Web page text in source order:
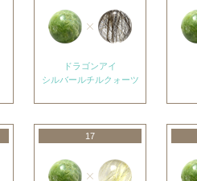
ドラゴンアイ
シルバールチルクォーツ
17